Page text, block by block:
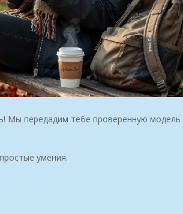
Мы передадим тебе проверенную
умения.